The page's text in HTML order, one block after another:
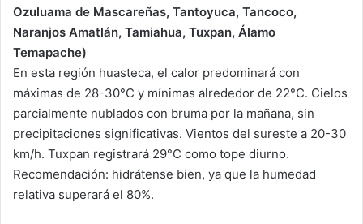
Ozuluama de Mascareñas, Tantoyuca, Tancoco,
Naranjos Amatlán, Tamiahua, Tuxpan, Álamo
Temapache)
En esta región huasteca, el calor predominará con
máximas de 28-30°C y mínimas alrededor de 22°C. Cielos
parcialmente nublados con bruma por la mañana, sin
precipitaciones significativas. Vientos del sureste a 20-30
km/h. Tuxpan registrará 29°C como tope diurno.
Recomendación: hidrátense bien, ya que la humedad
relativa superará el 80%.